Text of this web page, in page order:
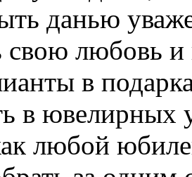
данью
свою любовь
в
в ювелирных
любой